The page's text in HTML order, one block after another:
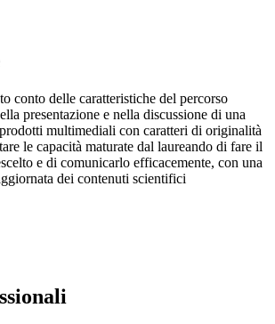
conto delle caratteristiche del percorso
presentazione e nella discussione di una
multimediali con caratteri di originalità
le capacità maturate dal laureando di fare il
e di comunicarlo efficacemente, con una
dei contenuti scientifici